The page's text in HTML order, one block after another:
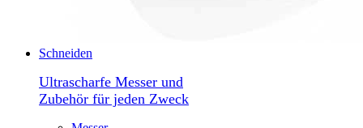
Schneiden
Ultrascharfe Messer und
Zubehör für jeden Zweck